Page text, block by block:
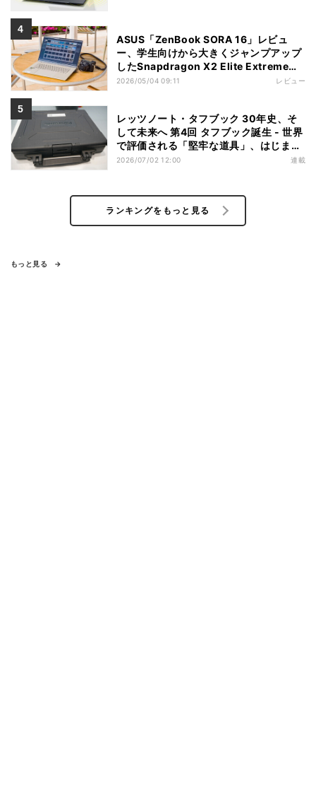
ASUS「ZenBook SORA 16」レビュ
ー、学生向けから大きくジャンプアップ
したSnapdragon X2 Elite Extremeノ
ートPC
2026/05/04 09:11 レビュー
レッツノート・タフブック 30年史、そ
して未来へ 第4回 タフブック誕生 - 世界
で評価される「堅牢な道具」、はじまり
は海外だった
2026/07/02 12:00 連載
ランキングをもっと見る
もっと見る